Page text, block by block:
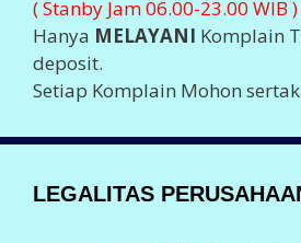
( Stanby Jam 06.00-23.00 WIB )
Hanya MELAYANI Komplain
deposit.
Setiap Komplain Mohon
LEGALITAS